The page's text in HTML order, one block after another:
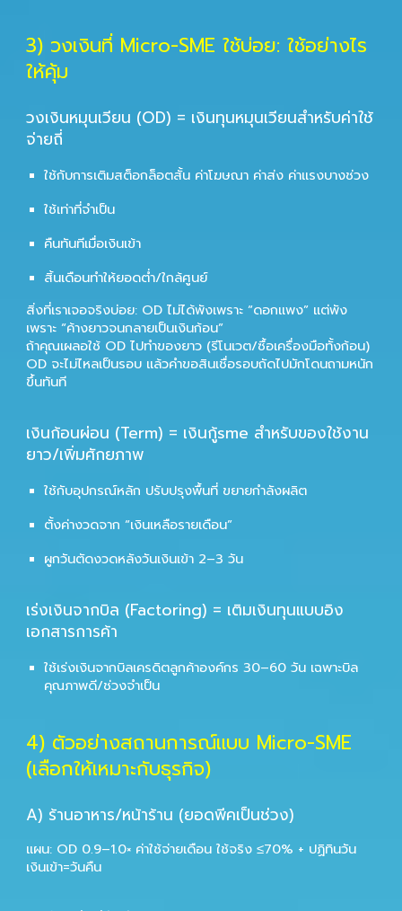
3) วงเงินที่ Micro-SME ใช้บ่อย: ใช้อย่างไร
ให้คุ้ม
วงเงินหมุนเวียน (OD) = เงินทุนหมุนเวียนสำหรับค่าใช้
จ่ายถี่
ใช้กับการเติมสต็อกล็อตสั้น ค่าโฆษณา ค่าส่ง ค่าแรงบางช่วง
ใช้เท่าที่จำเป็น
คืนทันทีเมื่อเงินเข้า
สิ้นเดือนทำให้ยอดต่ำ/ใกล้ศูนย์
สิ่งที่เราเจอจริงบ่อย: OD ไม่ได้พังเพราะ “ดอกแพง” แต่พัง
เพราะ “ค้างยาวจนกลายเป็นเงินก้อน”
ถ้าคุณเผลอใช้ OD ไปทำของยาว (รีโนเวต/ซื้อเครื่องมือทั้งก้อน)
OD จะไม่ไหลเป็นรอบ แล้วคำขอสินเชื่อรอบถัดไปมักโดนถามหนัก
ขึ้นทันที
เงินก้อนผ่อน (Term) = เงินกู้sme สำหรับของใช้งาน
ยาว/เพิ่มศักยภาพ
ใช้กับอุปกรณ์หลัก ปรับปรุงพื้นที่ ขยายกำลังผลิต
ตั้งค่างวดจาก “เงินเหลือรายเดือน”
ผูกวันตัดงวดหลังวันเงินเข้า 2–3 วัน
เร่งเงินจากบิล (Factoring) = เติมเงินทุนแบบอิง
เอกสารการค้า
ใช้เร่งเงินจากบิลเครดิตลูกค้าองค์กร 30–60 วัน เฉพาะบิล
คุณภาพดี/ช่วงจำเป็น
4) ตัวอย่างสถานการณ์แบบ Micro-SME
(เลือกให้เหมาะกับธุรกิจ)
A) ร้านอาหาร/หน้าร้าน (ยอดพีคเป็นช่วง)
แผน: OD 0.9–1.0× ค่าใช้จ่ายเดือน ใช้จริง ≤70% + ปฏิทินวัน
เงินเข้า=วันคืน